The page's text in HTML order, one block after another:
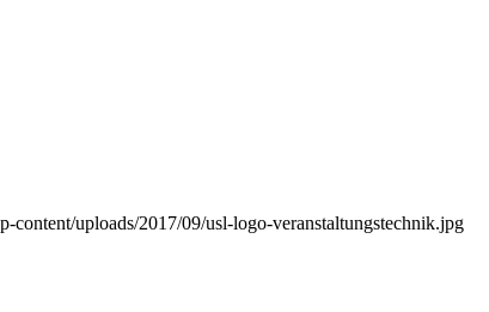
content/uploads/2017/09/usl-logo-veranstaltungstechnik.jpg